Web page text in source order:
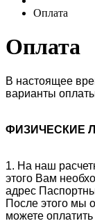
Оплата
Оплата
В настоящее
варианты
ФИЗИЧЕСКИЕ
1. На наш
этого Вам
адрес
После этого мы
можете оплатить